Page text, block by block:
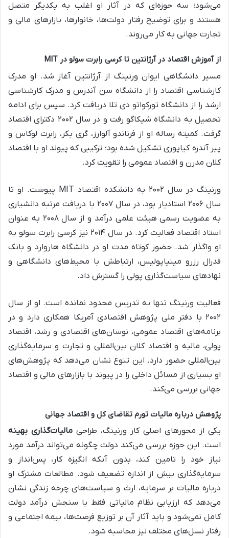
می‌شود؛ سه حوزه‌ای که در آثار او اغلب به یکدیگر متصل
هستند و برای توضیح رفتار دولت‌ها، خانوارها، بازارهای مالی و
تجارت جهانی به کار می‌روند.
از آموزش اقتصاد در آرژانتین تا کرسی رابرت سولو در MIT
مسیر دانشگاهی ایوان ورنینگ از آرژانتین آغاز شد. او مدرک
کارشناسی اقتصاد را از دانشگاه سن آندرس و مدرک کارشناسی
ارشد را از دانشگاه تورکواتو دی تلا دریافت کرد. سپس برای ادامه
تحصیل به دانشگاه شیکاگو رفت و در سال ۲۰۰۲ دکترای اقتصاد
گرفت. کمیته رساله او از فرناندو آلوارز، گری بکر، رابرت لوکاس و
پیر آندره کیاپوری تشکیل شده بود؛ ترکیبی که پیوند او با اقتصاد
کلان مدرن و اقتصاد عمومی را تقویت کرد.
ورنینگ در سال ۲۰۰۲ به دانشکده اقتصاد MIT پیوست. او تا
سال ۲۰۰۶ استادیار بود، در سال ۲۰۰۷ با دریافت مرتبه دانشیاری
به عضویت رسمی هیئت علمی درآمد و از سال ۲۰۰۸ به عنوان
استاد اقتصاد فعالیت کرد. در سال ۲۰۱۴ نیز کرسی رابرت سولو به
او واگذار شد. حضور کوتاه مدت او در دانشگاه هاروارد و بانک
فدرال رزرو مینیاپولیس، ارتباطش با محیط‌های دانشگاهی و
نهادهای سیاست‌گذاری پولی را گسترش داد.
فعالیت ورنینگ تنها به تدریس محدود نمانده است. او از سال
۲۰۰۲ با دفتر ملی پژوهش اقتصادی آمریکا همکاری دارد و در
برنامه‌های اقتصاد عمومی، نوسان‌های اقتصادی و رشد، اقتصاد
پولی، مالیه و اقتصاد کلان بین‌المللی و تجارت و سرمایه‌گذاری
بین‌المللی حضور دارد. این تنوع نشان می‌دهد که پژوهش‌های
او بسیاری از مسائل داخلی را در پیوند با بازارهای مالی و اقتصاد
جهانی بررسی می‌کند.
پژوهش درباره مالیات تورم تقاضای کل و اقتصاد جهانی
یکی از محورهای اصلی کار ورنینگ، طراحی مالیات‌گذاری بهینه
است. این حوزه بررسی می‌کند دولت چگونه می‌تواند درآمد مورد
نیاز خود را تامین کند، بدون آنکه انگیزه کار، پس‌انداز و
سرمایه‌گذاری بیش از اندازه تضعیف شود. مطالعات مشترک او
درباره مالیات بر سرمایه، ارث و سیاست‌های چرخه زندگی نشان
می‌دهد که ارزیابی نظام مالیاتی فقط با سنجش درآمد دولت
کامل نمی‌شود و باید آثار آن بر توزیع فرصت‌ها، بیمه اجتماعی و
رفتار نسل‌های مختلف نیز محاسبه شود.